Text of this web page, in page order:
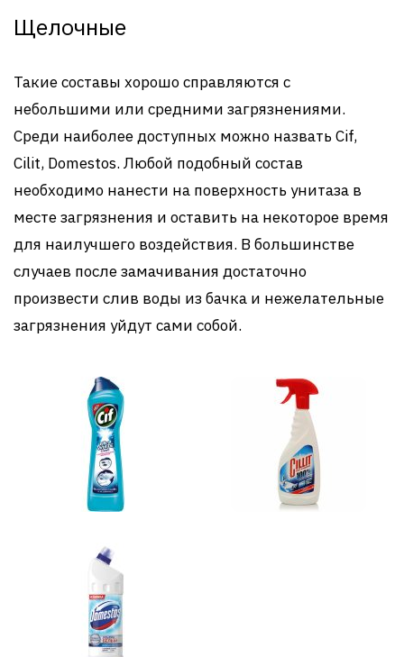
Щелочные
Такие составы хорошо справляются с
небольшими или средними загрязнениями.
Среди наиболее доступных можно назвать Cif,
Cilit, Domestos. Любой подобный состав
необходимо нанести на поверхность унитаза в
месте загрязнения и оставить на некоторое время
для наилучшего воздействия. В большинстве
случаев после замачивания достаточно
произвести слив воды из бачка и нежелательные
загрязнения уйдут сами собой.